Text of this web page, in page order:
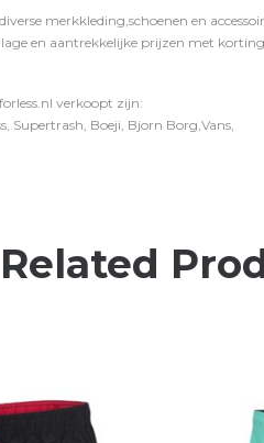
merkkleding,schoenen en
en aantrekkelijke prijzen met
verkoopt zijn:
Supertrash, Boeji, Bjorn Borg,Vans,
Related